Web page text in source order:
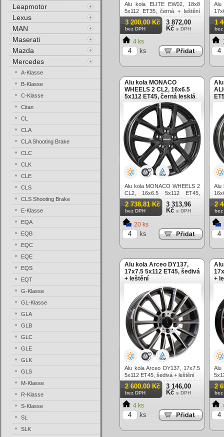
Alu kola ELITE EW02, 18x8
5x112 ET35, černá + leštění
celoroční použití
3 200,00 Kč
bez DPH
3 872,00
Kč s DPH
4 ks
ks
Alu
1
bez
Alu kola MONACO
WHEELS 2 CL2, 16x6.5
5x112 ET45, černá lesklá
Alu kola MONACO WHEELS 2
CL2, 16x6.5 5x112 ET45,
černá lesklá
2 738,81 Kč
bez DPH
3 313,96
Kč s DPH
20 ks
ks
Alu
Alu
2
bez
Alu kola Arceo DY137,
17x7.5 5x112 ET45, šedivá
+ leštění
Alu kola Arceo DY137, 17x7.5
5x112 ET45, šedivá + leštění
2 600,00 Kč
bez DPH
3 146,00
Kč s DPH
4 ks
ks
+
Alu
2
bez
Leapmotor
Lexus
MAN
Maserati
Mazda
Mercedes
A-Klasse
B-Klasse
C-Klasse
Citan
CL
CLA
CLA Shooting Brake
CLC
CLK
CLE
CLS
CLS Shooting Brake
E-Klasse
EQA
EQB
EQC
EQE
EQS
EQT
G-Klasse
GL-Klasse
GLA
GLB
GLC
GLE
GLK
GLS
M-Klasse
R-Klasse
S-Klasse
SL
SLK